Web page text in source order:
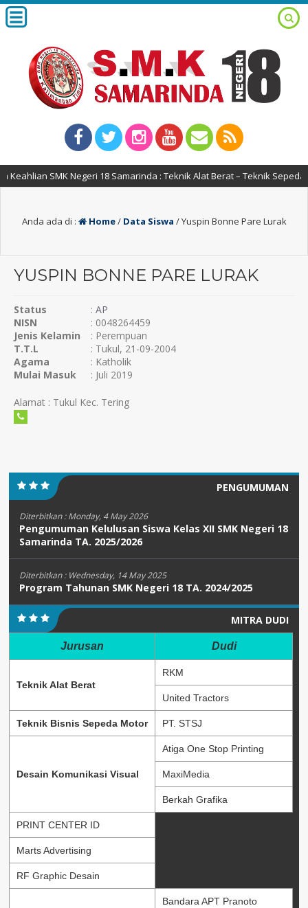
SMK Negeri 18 Samarinda : Teknik Alat Berat – Teknik Sepeda
Anda ada di : Home/ Data Siswa /Yuspin Bonne Pare Lurak
YUSPIN BONNE PARE LURAK
Status : AP
NISN
: 0048264459
Jenis Kelamin
: Perempuan
T.T.L
: Tukul, 21-09-2004
Agama
: Katholik
Mulai Masuk
: Juli 2019
Alamat : Tukul Kec. Tering
PENGUMUMAN
Diterbitkan :Monday, 4 May 2026
Pengumuman Kelulusan Siswa Kelas XII SMK Negeri 18
Samarinda TA. 2025/2026
Diterbitkan : Wednesday, 14 May 2025
Program Tahunan SMK Negeri 18 TA. 2024/2025
MITRA DUDI
Jurusan Dudi
Teknik Alat Berat
RKM
United Tractors
Teknik Bisnis Sepeda Motor PT. STSJ
Desain Komunikasi Visual
Atiga One Stop Printing
MaxiMedia
Berkah Grafika
PRINT CENTER ID
Marts Advertising
RF Graphic Desain
Bandara APT Pranoto